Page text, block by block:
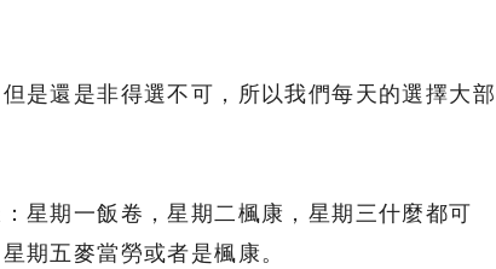
是還是非得選不可，所以我們每天的選擇大部
星期一飯卷，星期二楓康，星期三什麼都可
期五麥當勞或者是楓康。